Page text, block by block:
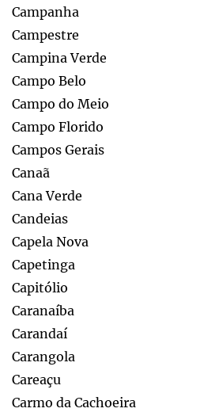
Campanha
Campestre
Campina Verde
Campo Belo
Campo do Meio
Campo Florido
Campos Gerais
Canaã
Cana Verde
Candeias
Capela Nova
Capetinga
Capitólio
Caranaíba
Carandaí
Carangola
Careaçu
Carmo da Cachoeira